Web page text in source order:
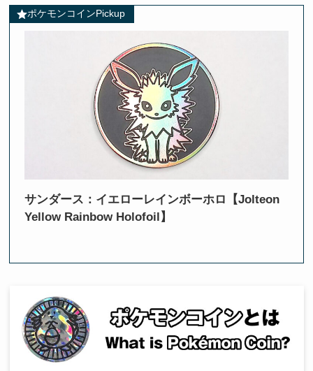
ポケモンコインPickup
サンダース：イエローレインボーホロ【Jolteon
Yellow Rainbow Holofoil】